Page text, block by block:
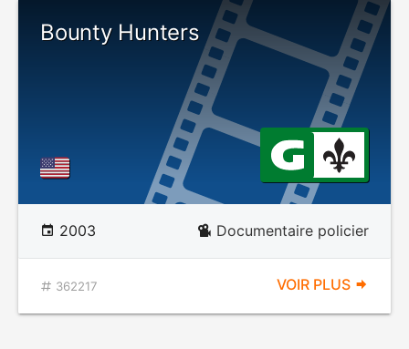
Bounty Hunters
2003 Documentaire policier
362217 VOIR PLUS